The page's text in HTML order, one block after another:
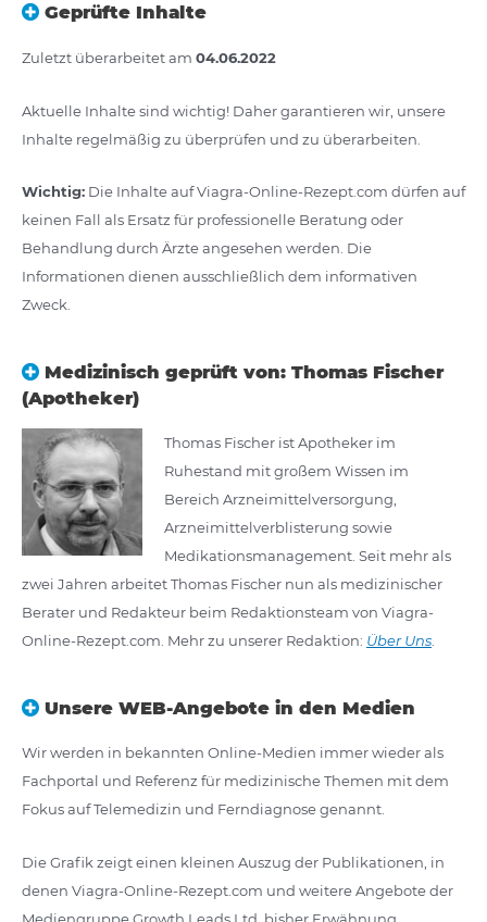
Geprüfte Inhalte
Zuletzt überarbeitet am 04.06.2022
Aktuelle Inhalte sind wichtig! Daher garantieren wir, unsere
Inhalte regelmäßig zu überprüfen und zu überarbeiten.
Wichtig: Die Inhalte auf Viagra-Online-Rezept.com dürfen auf
keinen Fall als Ersatz für professionelle Beratung oder
Behandlung durch Ärzte angesehen werden. Die
Informationen dienen ausschließlich dem informativen
Zweck.
Medizinisch geprüft von: Thomas Fischer
(Apotheker)
Thomas Fischer ist Apotheker im
Ruhestand mit großem Wissen im
Bereich Arzneimittelversorgung,
Arzneimittelverblisterung sowie
Medikationsmanagement. Seit mehr als
zwei Jahren arbeitet Thomas Fischer nun als medizinischer
Berater und Redakteur beim Redaktionsteam von Viagra-
Online-Rezept.com. Mehr zu unserer Redaktion: Über Uns
Unsere WEB-Angebote in den Medien
Wir werden in bekannten Online-Medien immer wieder als
Fachportal und Referenz für medizinische Themen mit dem
Fokus auf Telemedizin und Ferndiagnose genannt.
Die Grafik zeigt einen kleinen Auszug der Publikationen, in
denen Viagra-Online-Rezept.com und weitere Angebote der
Mediengruppe Growth Leads Ltd. bisher Erwähnung